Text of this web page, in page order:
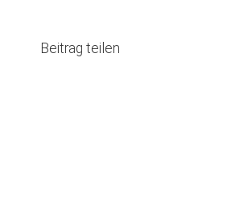
Beitrag teilen